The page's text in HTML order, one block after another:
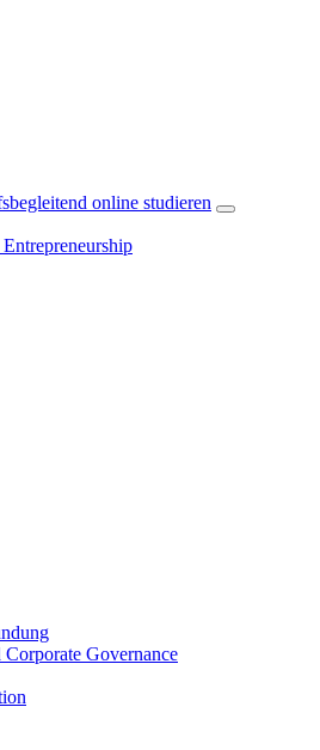
online studieren
Governance